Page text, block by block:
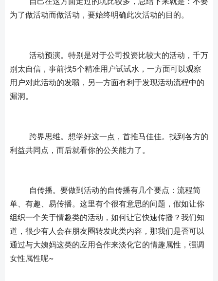
为了做活动而做活动，要始终明确此次活动的目的。
别太自信，事前找5个精准用户试试水，一方面可以观察
用户对此活动的发聩，另一方面有利于发现活动流程中的
漏洞。
利益共同点，而后就看你的公关能力了。
单、有趣、易传播。这里有个很有意思的问题，假如让你
组织一个关于情趣类的活动，如何让它快速传播？我们知
道，很少有人会在朋友圈转发此类内容，那我们是否可以
通过与大姨妈这类的应用合作来淡化它的情趣属性，强调
女性属性呢~